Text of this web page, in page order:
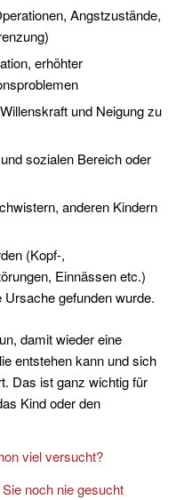
Angstzustände,
erhöhter
und Neigung zu
sozialen Bereich oder
anderen Kindern
(Kopf-,
Einnässen etc.)
gefunden wurde.
damit wieder eine
entstehen kann und sich
Das ist ganz wichtig für
Kind oder den
viel versucht?
noch nie gesucht